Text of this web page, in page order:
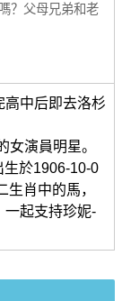
？父母兄弟和老
高中后即去洛杉
女演員明星。
生於1906-10-0
肖中的馬，
一起支持珍妮-